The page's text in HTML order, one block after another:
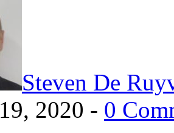
Steven De
2020 - 0